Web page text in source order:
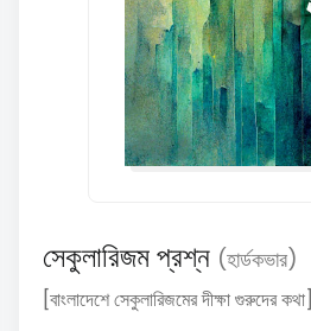
সেকুলারিজম প্রশ্ন (হার্ডকভার)
[বাংলাদেশে সেকুলারিজমের দীক্ষা গুরুদের কথা]